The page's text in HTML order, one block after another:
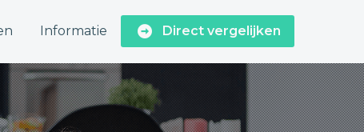
Informatie Direct vergelijken